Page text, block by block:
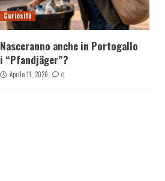
Curiosità
Nasceranno anche in Portogallo
i “Pfandjäger”?
Aprile 11, 2026 0